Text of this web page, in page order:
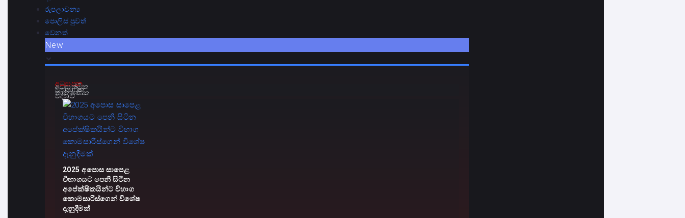
රුපලාවන්‍ය
පොලිස් පුවත්
වෙනත්
New
අධ්‍යාපන
අධ්‍යාත්මික
ව්‍යාපාරික
තාක්ෂණික
විද්‍යාව
2025 අපොස සාපෙළ
විභාගයට පෙනී සිටින
අපේක්ෂිකයින්ට විභාග
කොමසාරිස්ගෙන් විශේෂ
දැනුදීමක්